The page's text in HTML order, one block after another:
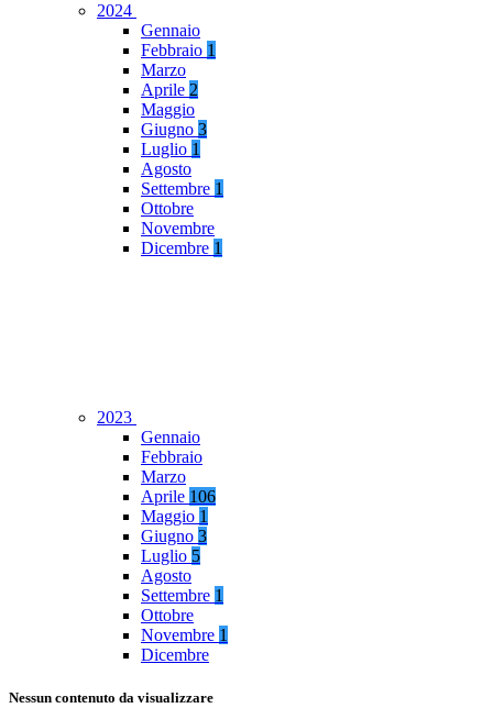
2024
Gennaio
Febbraio 1
Marzo
Aprile 2
Maggio
Giugno 3
Luglio 1
Agosto
Settembre 1
Ottobre
Novembre
Dicembre 1
2023
Gennaio
Febbraio
Marzo
Aprile 106
Maggio 1
Giugno 3
Luglio 5
Agosto
Settembre 1
Ottobre
Novembre 1
Dicembre
Nessun contenuto da visualizzare